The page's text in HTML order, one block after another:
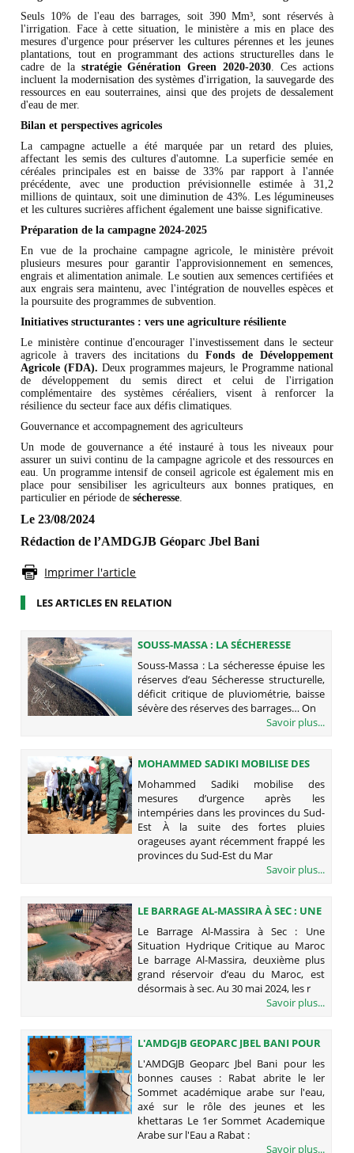
Seuls 10% de l'eau des barrages, soit 390 Mm³, sont réservés à
l'irrigation. Face à cette situation, le ministère a mis en place des
mesures d'urgence pour préserver les cultures pérennes et les jeunes
plantations, tout en programmant des actions structurelles dans le
cadre de la stratégie Génération Green 2020-2030. Ces actions
incluent la modernisation des systèmes d'irrigation, la sauvegarde des
ressources en eau souterraines, ainsi que des projets de dessalement
d'eau de mer.
Bilan et perspectives agricoles
La campagne actuelle a été marquée par un retard des pluies,
affectant les semis des cultures d'automne. La superficie semée en
céréales principales est en baisse de 33% par rapport à l'année
précédente, avec une production prévisionnelle estimée à 31,2
millions de quintaux, soit une diminution de 43%. Les légumineuses
et les cultures sucrières affichent également une baisse significative.
Préparation de la campagne 2024-2025
En vue de la prochaine campagne agricole, le ministère prévoit
plusieurs mesures pour garantir l'approvisionnement en semences,
engrais et alimentation animale. Le soutien aux semences certifiées et
aux engrais sera maintenu, avec l'intégration de nouvelles espèces et
la poursuite des programmes de subvention.
Initiatives structurantes : vers une agriculture résiliente
Le ministère continue d'encourager l'investissement dans le secteur
agricole à travers des incitations du Fonds de Développement
Agricole (FDA). Deux programmes majeurs, le Programme national
de développement du semis direct et celui de l'irrigation
complémentaire des systèmes céréaliers, visent à renforcer la
résilience du secteur face aux défis climatiques.
Gouvernance et accompagnement des agriculteurs
Un mode de gouvernance a été instauré à tous les niveaux pour
assurer un suivi continu de la campagne agricole et des ressources en
eau. Un programme intensif de conseil agricole est également mis en
place pour sensibiliser les agriculteurs aux bonnes pratiques, en
particulier en période desécheresse.
Le 23/08/2024
Rédaction de l’AMDGJB Géoparc Jbel Bani
Imprimer l'article
LES ARTICLES EN RELATION
SOUSS-MASSA : LA SÉCHERESSE
ÉPUISE LES RÉSERVES D’EAU
Souss-Massa : La sécheresse épuise les
réserves d’eau Sécheresse structurelle,
déficit critique de pluviométrie, baisse
sévère des réserves des barrages… On
Savoir plus...
MOHAMMED SADIKI MOBILISE DES
MESURES D’URGENCE APRÈS LES
INTEMPÉRIES DANS LES PROVINCES
DU SUD-EST
Mohammed Sadiki mobilise des
mesures d’urgence après les
intempéries dans les provinces du Sud-
Est À la suite des fortes pluies
orageuses ayant récemment frappé les
provinces du Sud-Est du Mar
Savoir plus...
LE BARRAGE AL-MASSIRA À SEC : UNE
SITUATION HYDRIQUE CRITIQUE AU
MAROC
Le Barrage Al-Massira à Sec : Une
Situation Hydrique Critique au Maroc
Le barrage Al-Massira, deuxième plus
grand réservoir d’eau du Maroc, est
désormais à sec. Au 30 mai 2024, les r
Savoir plus...
L'AMDGJB GEOPARC JBEL BANI POUR
LES BONNES CAUSES : RABAT ABRITE
LE LER SOMMET ACADÉMIQUE ARABE
SUR L'EAU, AXÉ SUR LE RÔLE DES
JEUNES ET LES KHETTARAS
L'AMDGJB Geoparc Jbel Bani pour les
bonnes causes : Rabat abrite le ler
Sommet académique arabe sur l'eau,
axé sur le rôle des jeunes et les
khettaras Le 1er Sommet Academique
Arabe sur l'Eau a Rabat :
Savoir plus...